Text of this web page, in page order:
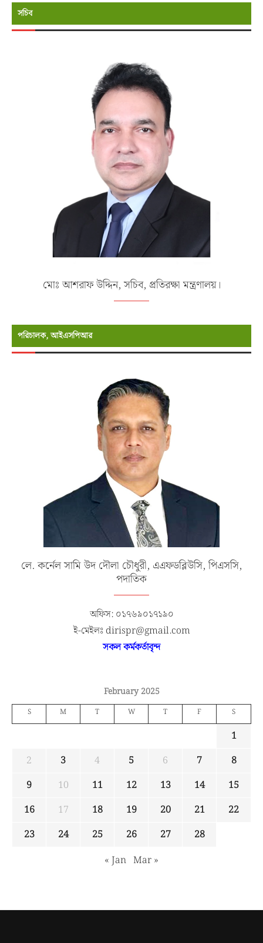
সচিব
মোঃ আশরাফ উদ্দিন, সচিব, প্রতিরক্ষা মন্ত্রণালয়।
পরিচালক, আইএসপিআর
লে. কর্নেল সামি উদ দৌলা চৌধুরী, এএফডব্লিউসি, পিএসসি,
পদাতিক
অফিস: ০১৭৬৯০১৭১৯০
ই-মেইলঃ dirispr@gmail.com
সকল কর্মকর্তাবৃন্দ
February 2025
S M T W T F S
1
2
3 4 5 6 7
8
9
10 11 12 13 14
15
16
17 18 19 20 21
22
23
24 25 26 27
28
« Jan Mar »